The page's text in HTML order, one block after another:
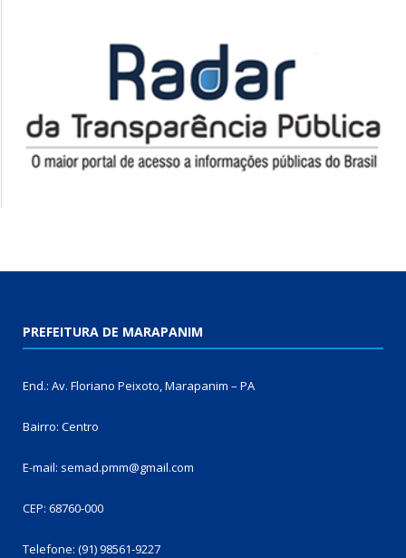
PREFEITURA DE MARAPANIM
End.: Av. Floriano Peixoto, Marapanim – PA
Bairro: Centro
E-mail: semad.pmm@gmail.com
CEP: 68760-000
Telefone: (91) 98561-9227